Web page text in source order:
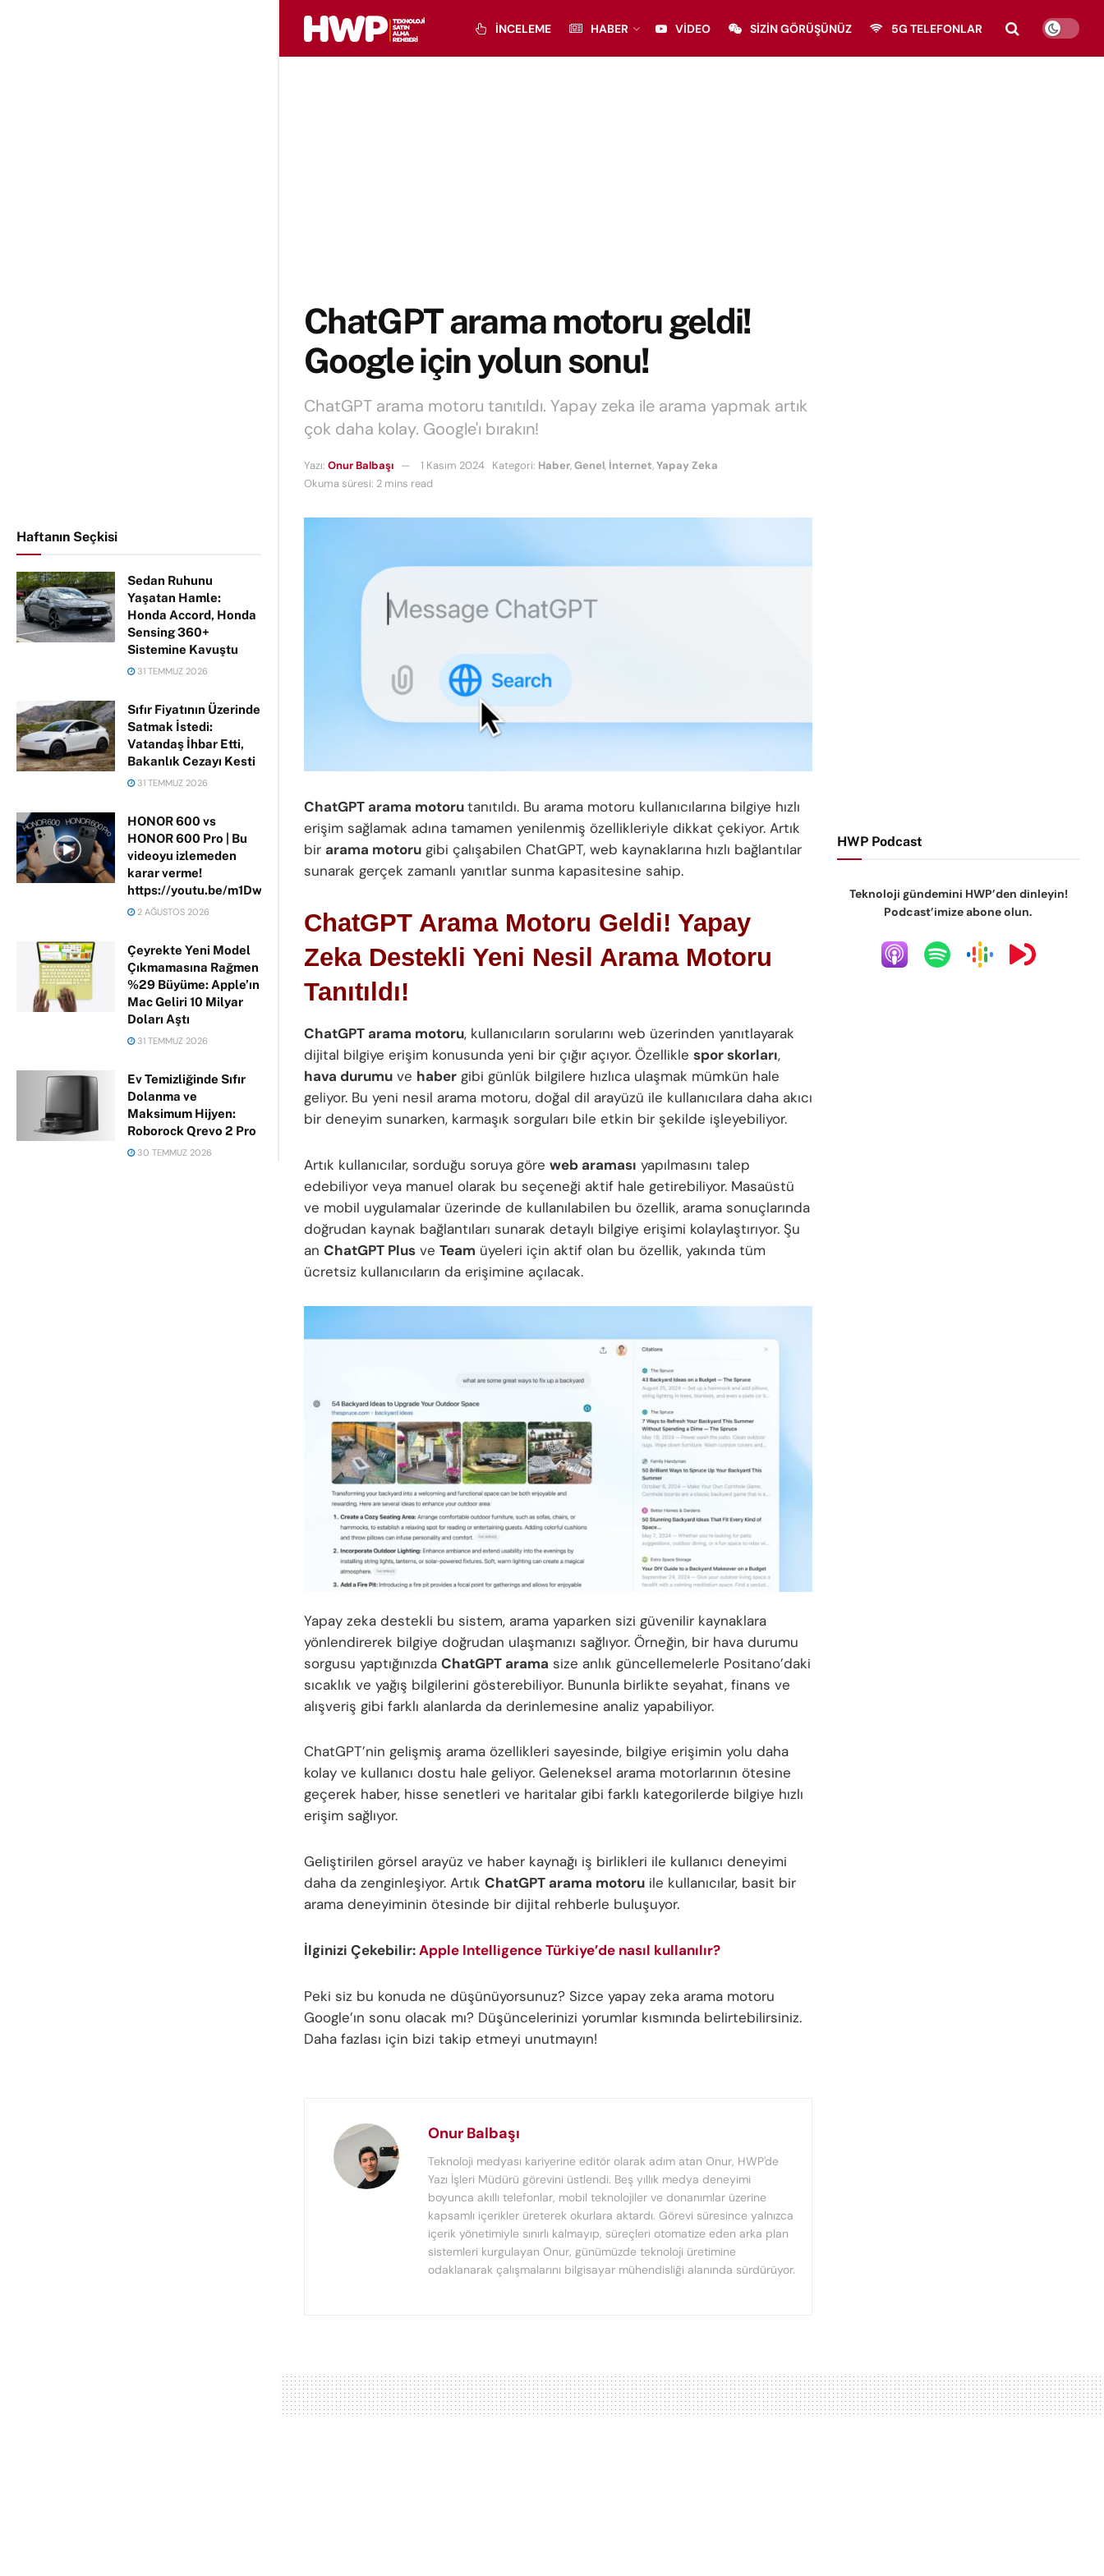
Haftanın Seçkisi
Sedan Ruhunu
Yaşatan Hamle:
Honda Accord, Honda
Sensing 360+
Sistemine Kavuştu
31 TEMMUZ 2026
Sıfır Fiyatının Üzerinde
Satmak İstedi:
Vatandaş İhbar Etti,
Bakanlık Cezayı Kesti
31 TEMMUZ 2026
HONOR 600 vs
HONOR 600 Pro | Bu
videoyu izlemeden
karar verme!
https://youtu.be/m1DwhP3lPCM
2 AĞUSTOS 2026
Çeyrekte Yeni Model
Çıkmamasına Rağmen
%29 Büyüme: Apple’ın
Mac Geliri 10 Milyar
Doları Aştı
31 TEMMUZ 2026
Ev Temizliğinde Sıfır
Dolanma ve
Maksimum Hijyen:
Roborock Qrevo 2 Pro
30 TEMMUZ 2026
İNCELEME HABER VIDEO SIZIN GÖRÜŞÜNÜZ 5G TELEFONLAR
ChatGPT arama motoru geldi!
Google için yolun sonu!
ChatGPT arama motoru tanıtıldı. Yapay zeka ile arama yapmak artık
çok daha kolay. Google'ı bırakın!
Yazı: Onur Balbaşı 1 Kasım 2024 Kategori: Haber,Genel, İnternet,Yapay Zeka
Okuma süresi: 2 mins read
ChatGPT arama motorutanıtıldı. Bu arama motoru kullanıcılarına bilgiye hızlı
erişim sağlamak adına tamamen yenilenmiş özellikleriyle dikkat çekiyor. Artık
bir arama motoru gibi çalışabilen ChatGPT, web kaynaklarına hızlı bağlantılar
sunarak gerçek zamanlı yanıtlar sunma kapasitesine sahip.
ChatGPT Arama Motoru Geldi! Yapay
Zeka Destekli Yeni Nesil Arama Motoru
Tanıtıldı!
ChatGPT arama motoru, kullanıcıların sorularını web üzerinden yanıtlayarak
dijital bilgiye erişim konusunda yeni bir çığır açıyor. Özellikle spor skorları,
hava durumu ve haber gibi günlük bilgilere hızlıca ulaşmak mümkün hale
geliyor. Bu yeni nesil arama motoru, doğal dil arayüzü ile kullanıcılara daha akıcı
bir deneyim sunarken, karmaşık sorguları bile etkin bir şekilde işleyebiliyor.
Artık kullanıcılar, sorduğu soruya göre web araması yapılmasını talep
edebiliyor veya manuel olarak bu seçeneği aktif hale getirebiliyor. Masaüstü
ve mobil uygulamalar üzerinde de kullanılabilen bu özellik, arama sonuçlarında
doğrudan kaynak bağlantıları sunarak detaylı bilgiye erişimi kolaylaştırıyor. Şu
an ChatGPT Plus ve Team üyeleri için aktif olan bu özellik, yakında tüm
ücretsiz kullanıcıların da erişimine açılacak.
Yapay zeka destekli bu sistem, arama yaparken sizi güvenilir kaynaklara
yönlendirerek bilgiye doğrudan ulaşmanızı sağlıyor. Örneğin, bir hava durumu
sorgusu yaptığınızda ChatGPT arama size anlık güncellemelerle Positano’daki
sıcaklık ve yağış bilgilerini gösterebiliyor. Bununla birlikte seyahat, finans ve
alışveriş gibi farklı alanlarda da derinlemesine analiz yapabiliyor.
ChatGPT’nin gelişmiş arama özellikleri sayesinde, bilgiye erişimin yolu daha
kolay ve kullanıcı dostu hale geliyor. Geleneksel arama motorlarının ötesine
geçerek haber, hisse senetleri ve haritalar gibi farklı kategorilerde bilgiye hızlı
erişim sağlıyor.
Geliştirilen görsel arayüz ve haber kaynağı iş birlikleri ile kullanıcı deneyimi
daha da zenginleşiyor. Artık ChatGPT arama motoru ile kullanıcılar, basit bir
arama deneyiminin ötesinde bir dijital rehberle buluşuyor.
İlginizi Çekebilir:Apple Intelligence Türkiye’de nasıl kullanılır?
Peki siz bu konuda ne düşünüyorsunuz? Sizce yapay zeka arama motoru
Google’ın sonu olacak mı? Düşüncelerinizi yorumlar kısmında belirtebilirsiniz.
Daha fazlası için bizi takip etmeyi unutmayın!
Onur Balbaşı
Teknoloji medyası kariyerine editör olarak adım atan Onur, HWP'de
Yazı İşleri Müdürü görevini üstlendi. Beş yıllık medya deneyimi
boyunca akıllı telefonlar, mobil teknolojiler ve donanımlar üzerine
kapsamlı içerikler üreterek okurlara aktardı. Görevi süresince yalnızca
içerik yönetimiyle sınırlı kalmayıp, süreçleri otomatize eden arka plan
sistemleri kurgulayan Onur, günümüzde teknoloji üretimine
odaklanarak çalışmalarını bilgisayar mühendisliği alanında sürdürüyor.
HWP Podcast
Teknoloji gündemini HWP’den dinleyin!
Podcast’imize abone olun.